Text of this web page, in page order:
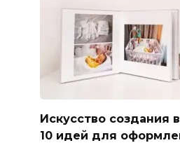
Искусство создания
10 идей для